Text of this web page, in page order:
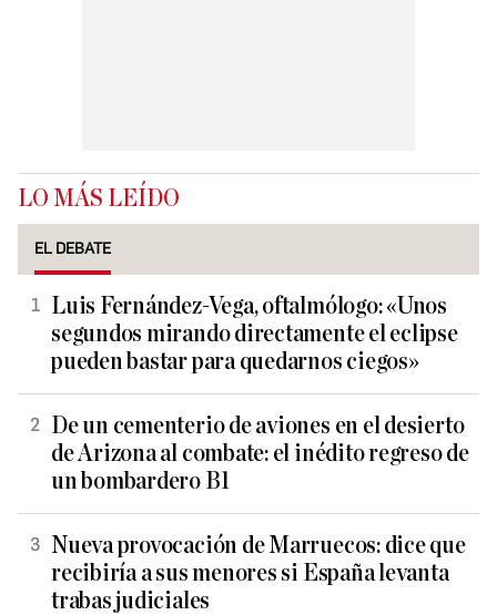
LO MÁS LEÍDO
EL DEBATE
Luis Fernández-Vega, oftalmólogo: «Unos
segundos mirando directamente el eclipse
pueden bastar para quedarnos ciegos»
De un cementerio de aviones en el desierto
de Arizona al combate: el inédito regreso de
un bombardero B1
Nueva provocación de Marruecos: dice que
recibiría a sus menores si España levanta
trabas judiciales